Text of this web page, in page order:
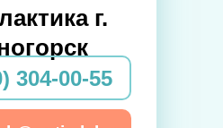
г.
304-00-55